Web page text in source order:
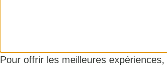
Pour offrir les meilleures